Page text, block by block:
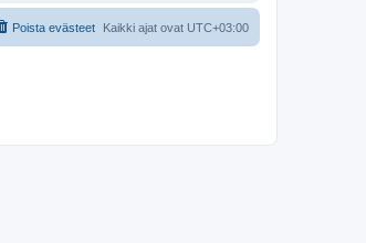
Kaikki ajat ovat UTC+03:00
Poista evästeet